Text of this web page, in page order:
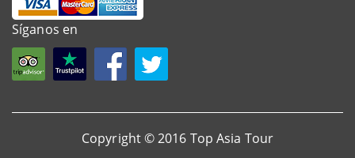
Síganos en
Copyright © 2016 Top Asia Tour